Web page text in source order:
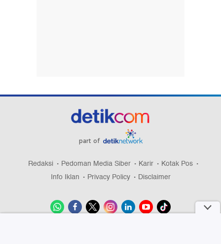
part of
Redaksi Pedoman Media Siber Karir
Kotak Pos
Info Iklan
Privacy Policy Disclaimer